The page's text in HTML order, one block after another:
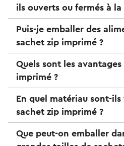
ils ouverts ou fermés à
Puis-je emballer des
sachet zip imprimé ?
Quels sont les
imprimé ?
En quel matériau sont-ils
sachet zip imprimé ?
Que peut-on emballer